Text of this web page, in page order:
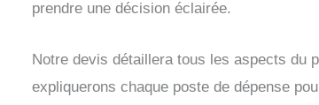
prendre une décision éclairée.
Notre devis détaillera tous les aspects du
expliquerons chaque poste de dépense